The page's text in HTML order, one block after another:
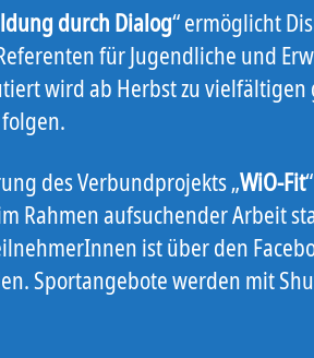
durch Dialog“ ermöglicht
für Jugendliche und
wird ab Herbst zu
des Verbundprojekts „WiO-Fit
Rahmen aufsuchender Arbeit
ist über den
Sportangebote werden mit